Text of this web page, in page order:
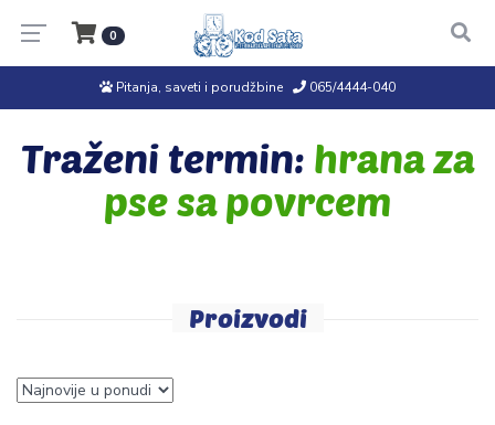
0
Pitanja, saveti i porudžbine 065/4444-040
Traženi termin: hrana za
pse sa povrcem
Proizvodi